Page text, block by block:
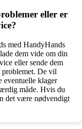
eller er
med HandyHands
dem vide om din
eller sende dem
problemet. De vil
eventuelle klager
måde. Hvis du
det være nødvendigt